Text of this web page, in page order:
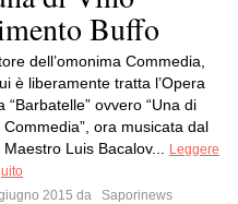
Buffo
dell’omonima Commedia,
è liberamente tratta l’Opera
“Barbatelle” ovvero “Una di
Commedia”, ora musicata dal
Maestro Luis Bacalov...
Leggere
giugno 2015 da
Saporinews